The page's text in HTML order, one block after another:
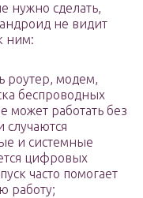
нужно сделать,
не видит
ним:
роутер, модем,
беспроводных
может работать без
случаются
и системные
цифровых
часто помогает
работу;